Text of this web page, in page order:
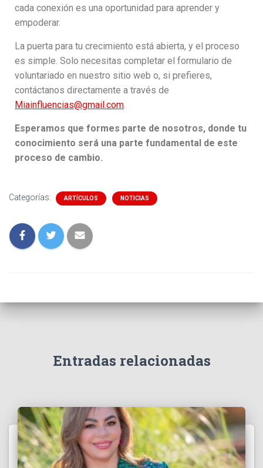
cada conexión es una oportunidad para aprender y
empoderar.
La puerta para tu crecimiento está abierta, y el proceso
es simple. Solo necesitas completar el formulario de
voluntariado en nuestro sitio web o, si prefieres,
contáctanos directamente a través de
Miainfluencias@gmail.com.
Esperamos que formes parte de nosotros, donde tu
conocimiento será una parte fundamental de este
proceso de cambio.
Categorías: ARTÍCULOS NOTICIAS
Entradas relacionadas